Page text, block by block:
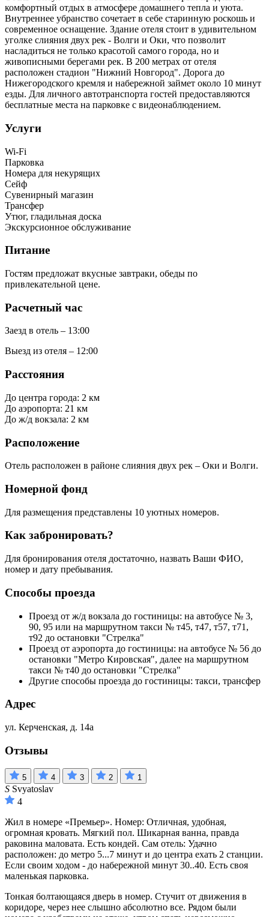
комфортный отдых в атмосфере домашнего тепла и уюта.
Внутреннее убранство сочетает в себе старинную роскошь и
современное оснащение. Здание отеля стоит в удивительном
уголке слияния двух рек - Волги и Оки, что позволит
насладиться не только красотой самого города, но и
живописными берегами рек. В 200 метрах от отеля
расположен стадион "Нижний Новгород". Дорога до
Нижегородского кремля и набережной займет около 10 минут
езды. Для личного автотранспорта гостей предоставляются
бесплатные места на парковке с видеонаблюдением.
Услуги
Wi-Fi
Парковка
Номера для некурящих
Сейф
Сувенирный магазин
Трансфер
Утюг, гладильная доска
Экскурсионное обслуживание
Питание
Гостям предложат вкусные завтраки, обеды по
привлекательной цене.
Расчетный час
Заезд в отель – 13:00
Выезд из отеля – 12:00
Расстояния
До центра города: 2 км
До аэропорта: 21 км
До ж/д вокзала: 2 км
Расположение
Отель расположен в районе слияния двух рек – Оки и Волги.
Номерной фонд
Для размещения представлены 10 уютных номеров.
Как забронировать?
Для бронирования отеля достаточно, назвать Ваши ФИО,
номер и дату пребывания.
Способы проезда
Проезд от ж/д вокзала до гостиницы: на автобусе № 3,
90, 95 или на маршрутном такси № т45, т47, т57, т71,
т92 до остановки "Стрелка"
Проезд от аэропорта до гостиницы: на автобусе № 56 до
остановки "Метро Кировская", далее на маршрутном
такси № т40 до остановки "Стрелка"
Другие способы проезда до гостиницы: такси, трансфер
Адрес
ул. Керченская, д. 14а
Отзывы
5 4 3 2 1
S Svyatoslav
4
Жил в номере «Премьер». Номер: Отличная, удобная,
огромная кровать. Мягкий пол. Шикарная ванна, правда
раковина маловата. Есть кондей. Сам отель: Удачно
расположен: до метро 5...7 минут и до центра ехать 2 станции.
Если своим ходом - до набережной минут 30..40. Есть своя
маленькая парковка.
Тонкая болтающаяся дверь в номер. Стучит от движения в
коридоре, через нее слышно абсолютно все. Рядом были